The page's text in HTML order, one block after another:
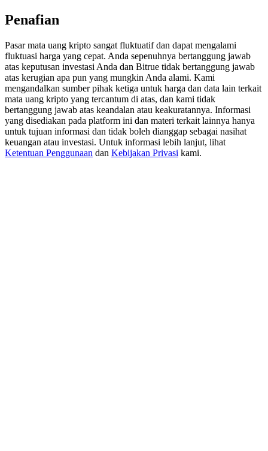
Register & Trade to Win 500,000 USDT
Precious Metals Trading Carnival
Trade Gold & Silver · 33,333 USDT Bonus
Penafian
Pasar mata uang kripto sangat fluktuatif dan dapat mengalami
fluktuasi harga yang cepat. Anda sepenuhnya bertanggung jawab
atas keputusan investasi Anda dan Bitrue tidak bertanggung jawab
atas kerugian apa pun yang mungkin Anda alami. Kami
mengandalkan sumber pihak ketiga untuk harga dan data lain terkait
mata uang kripto yang tercantum di atas, dan kami tidak
bertanggung jawab atas keandalan atau keakuratannya. Informasi
yang disediakan pada platform ini dan materi terkait lainnya hanya
untuk tujuan informasi dan tidak boleh dianggap sebagai nasihat
keuangan atau investasi. Untuk informasi lebih lanjut, lihat
Ketentuan Penggunaan dan Kebijakan Privasi kami.